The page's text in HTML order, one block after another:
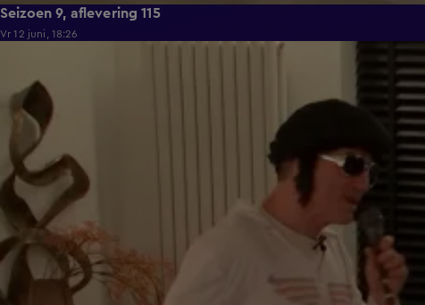
Seizoen 9, aflevering 115
Vr 12 juni, 18:26